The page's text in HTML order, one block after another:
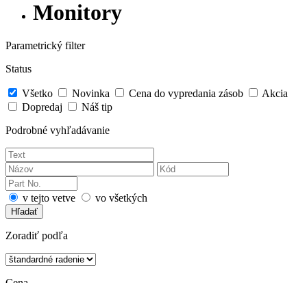
Monitory
Parametrický filter
Status
Všetko Novinka Cena do vypredania zásob
Akcia
Dopredaj
Náš tip
Podrobné vyhľadávanie
v tejto vetve vo všetkých
Hľadať
Zoradiť podľa